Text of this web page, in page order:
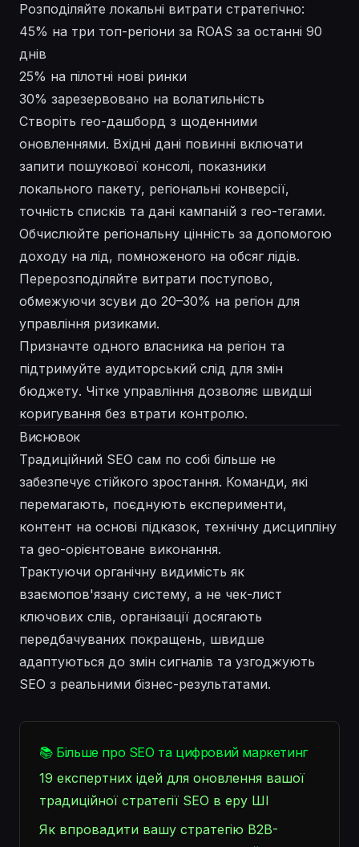
Розподіляйте локальні витрати стратегічно:
45% на три топ-регіони за ROAS за останні 90
днів
25% на пілотні нові ринки
30% зарезервовано на волатильність
Створіть гео-дашборд з щоденними
оновленнями. Вхідні дані повинні включати
запити пошукової консолі, показники
локального пакету, регіональні конверсії,
точність списків та дані кампаній з гео-тегами.
Обчислюйте регіональну цінність за допомогою
доходу на лід, помноженого на обсяг лідів.
Перерозподіляйте витрати поступово,
обмежуючи зсуви до 20–30% на регіон для
управління ризиками.
Призначте одного власника на регіон та
підтримуйте аудиторський слід для змін
бюджету. Чітке управління дозволяє швидші
коригування без втрати контролю.
Висновок
Традиційний SEO сам по собі більше не
забезпечує стійкого зростання. Команди, які
перемагають, поєднують експерименти,
контент на основі підказок, технічну дисципліну
та geo-орієнтоване виконання.
Трактуючи органічну видимість як
взаємопов'язану систему, а не чек-лист
ключових слів, організації досягають
передбачуваних покращень, швидше
адаптуються до змін сигналів та узгоджують
SEO з реальними бізнес-результатами.
📚 Більше про SEO та цифровий маркетинг
19 експертних ідей для оновлення вашої
традиційної стратегії SEO в еру ШІ
Як впровадити вашу стратегію B2B-